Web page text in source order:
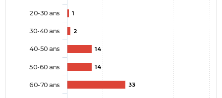
1
2
14
14
33
20-30 ans
30-40 ans
40-50 ans
50-60 ans
60-70 ans